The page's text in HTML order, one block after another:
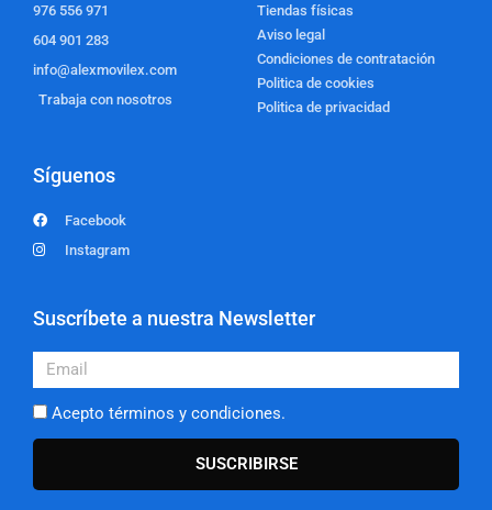
976 556 971
604 901 283
info@alexmovilex.com
Trabaja con nosotros
Tiendas físicas
Aviso legal
Condiciones de contratación
Politica de cookies
Politica de privacidad
Síguenos
Facebook
Instagram
Suscríbete a nuestra Newsletter
Email
Acepto términos y condiciones.
SUSCRIBIRSE